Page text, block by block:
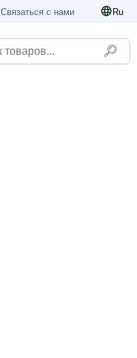
Связаться с нами Ru